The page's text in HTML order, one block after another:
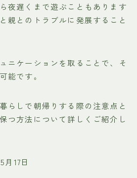
夜遅くまで遊ぶこともあります
親とのトラブルに発展すること
ニケーションを取ることで、そ
能です。
らしで朝帰りする際の注意点と
つ方法について詳しくご紹介し
17日